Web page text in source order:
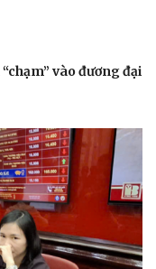
vào đương đại